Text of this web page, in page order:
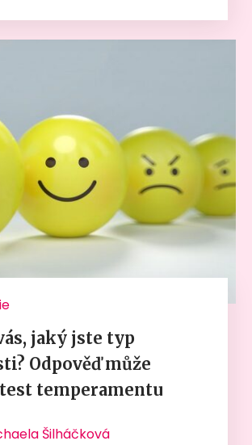
jaký jste typ
Odpověď může
temperamentu
Šilháčková